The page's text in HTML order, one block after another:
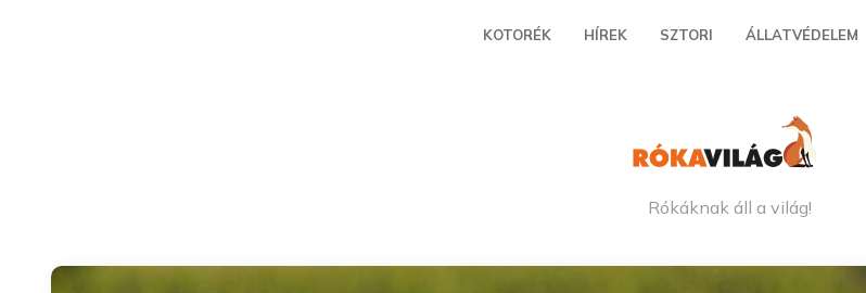
KOTORÉK HÍREK SZTORI ÁLLATVÉDELEM
Rókáknak áll a világ!